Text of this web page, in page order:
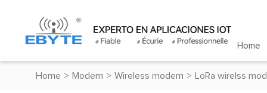
Home
Home > Modem > Wireless modem > LoRa wirelss